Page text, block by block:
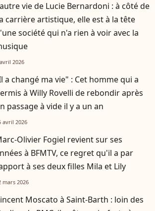
vie de Lucie Bernardoni : à côté de
carrière artistique, elle est à la tête
société qui n'a rien à voir avec la
2026
a changé ma vie" : Cet homme qui a
à Willy Rovelli de rebondir après
passage à vide il y a un an
avril 2026
Olivier Fogiel revient sur ses
à BFMTV, ce regret qu'il a par
à ses deux filles Mila et Lily
mars 2026
Moscato à Saint-Barth : loin des